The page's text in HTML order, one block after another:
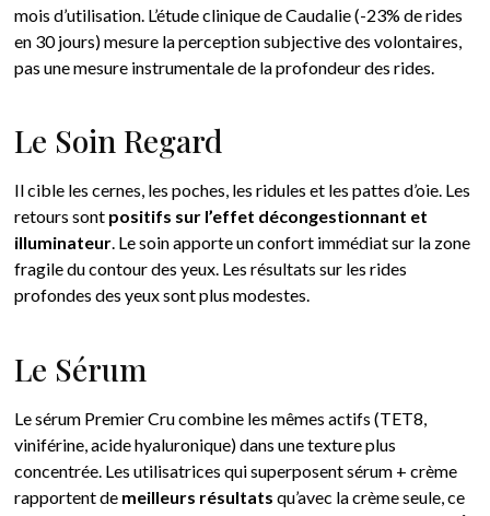
mois d’utilisation. L’étude clinique de Caudalie (-23% de rides
en 30 jours) mesure la perception subjective des volontaires,
pas une mesure instrumentale de la profondeur des rides.
Le Soin Regard
Il cible les cernes, les poches, les ridules et les pattes d’oie. Les
retours sont positifs sur l’effet décongestionnant et
illuminateur. Le soin apporte un confort immédiat sur la zone
fragile du contour des yeux. Les résultats sur les rides
profondes des yeux sont plus modestes.
Le Sérum
Le sérum Premier Cru combine les mêmes actifs (TET8,
viniférine, acide hyaluronique) dans une texture plus
concentrée. Les utilisatrices qui superposent sérum + crème
rapportent de meilleurs résultats qu’avec la crème seule, ce